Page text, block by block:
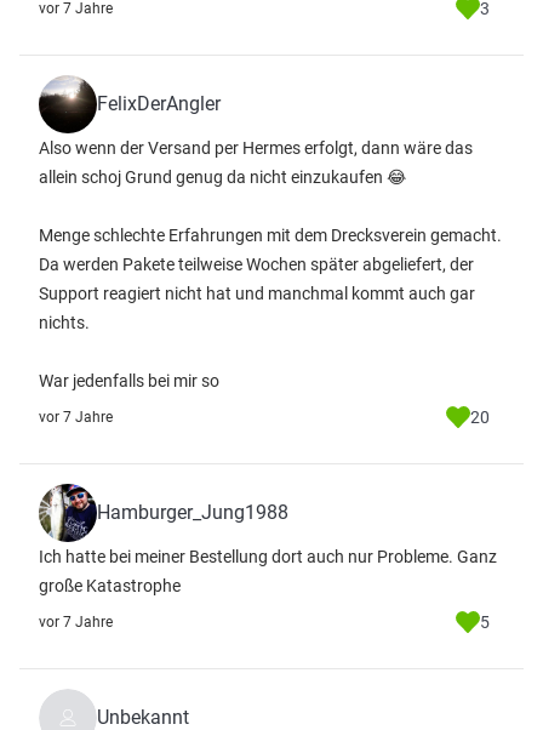
vor 7 Jahre 3
FelixDerAngler
Also wenn der Versand per Hermes erfolgt, dann wäre das
allein schoj Grund genug da nicht einzukaufen 😂
Menge schlechte Erfahrungen mit dem Drecksverein gemacht.
Da werden Pakete teilweise Wochen später abgeliefert, der
Support reagiert nicht hat und manchmal kommt auch gar
nichts.
War jedenfalls bei mir so
vor 7 Jahre 20
Hamburger_Jung1988
Ich hatte bei meiner Bestellung dort auch nur Probleme. Ganz
große Katastrophe
vor 7 Jahre 5
Unbekannt